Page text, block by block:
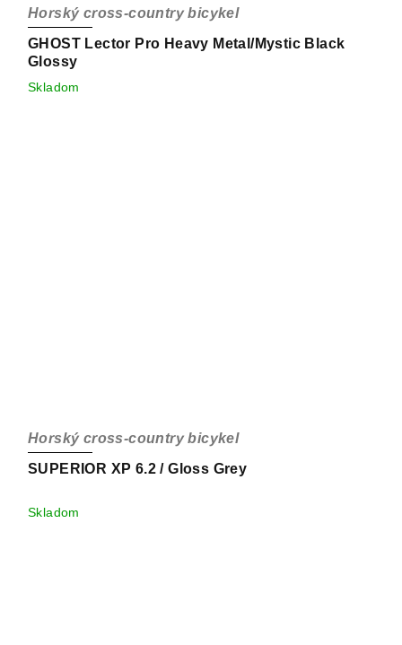
GHOST Lector Pro Heavy Metal/Mystic Black
Glossy
Horský cross-country bicykel
Skladom
SUPERIOR XP 6.2 / Gloss Grey
Horský cross-country bicykel
Skladom